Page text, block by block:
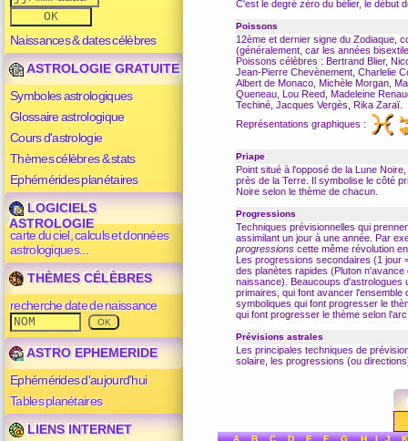
Naissances & dates célèbres
ASTROLOGIE GRATUITE
Symboles astrologiques
Glossaire astrologique
Cours d'astrologie
Thèmes célèbres & stats
Ephémérides planétaires
LOGICIELS
ASTROLOGIE
carte du ciel, calculs et données
astrologiques...
THÈMES CÉLÈBRES
recherche date de naissance
ASTRO EPHEMERIDE
Ephémérides d'aujourd'hui
Tables planétaires
LIENS INTERNET
C'est le degré zéro du bélier, le début
Poissons
12ème et dernier signe du Zodiaque ,
(généralement, car les années
Poissons célèbres : Bertrand Blier,
Jean-Pierre Chevènement, Charlelie
Albert de Monaco, Michèle Morgan,
Queneau, Lou Reed, Madeleine
Techiné, Jacques Vergès, Rika Zaraï.
Représentations graphiques :
Priape
Point situé à l'opposé de la Lune Noire
près de la Terre. Il symbolise le côté
Noire selon le thème de chacun.
Progressions
Techniques prévisionnelles qui
assimilant un jour à une année. Par
progressions cette même révolution
Les progressions secondaires (1 jour
des planètes rapides (Pluton n'avance
naissance). Beaucoups d'astrologues
primaires, qui font avancer
symboliques qui font progresser le
qui font progresser le thème selon
Prévisions astrales
Les principales techniques de
solaire , les progressions (ou
A B C D E F G H I J K